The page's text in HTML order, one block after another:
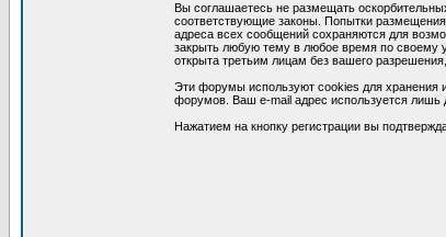
Вы соглашаетесь не размещать
соответствующие законы. Попытки
адреса всех сообщений сохраняются для
закрыть любую тему в любое время по своему
открыта третьим лицам без вашего
Эти форумы используют cookies для хранения
форумов. Ваш e-mail адрес используется лишь
Нажатием на кнопку регистрации вы